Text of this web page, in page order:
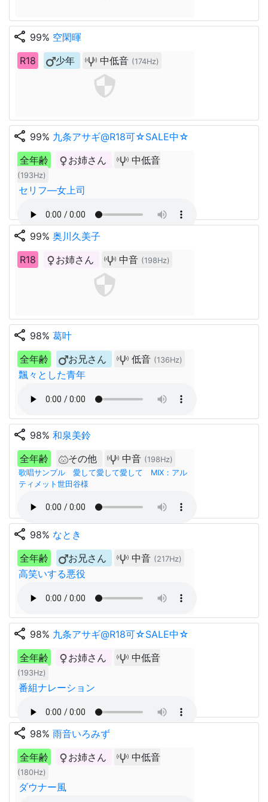
share 99% 空閑暉
R18
少年 中低音 (174Hz)
share 99% 九条アサギ@R18可☆SALE中☆
全年齢
お姉さん 中低音
(193Hz)
セリフ—女上司
share 99% 奥川久美子
R18
お姉さん 中音 (198Hz)
share 98% 葛叶
全年齢
お兄さん 低音 (136Hz)
飄々とした青年
share 98% 和泉美鈴
全年齢
その他 中音 (198Hz)
歌唱サンプル 愛して愛して愛して MIX：アル
ティメット世田谷様
share 98% なとき
全年齢
お兄さん 中音 (217Hz)
高笑いする悪役
share 98% 九条アサギ@R18可☆SALE中☆
全年齢
お姉さん 中低音
(193Hz)
番組ナレーション
share 98% 雨音いろみず
全年齢
お姉さん 中低音
(180Hz)
ダウナー風